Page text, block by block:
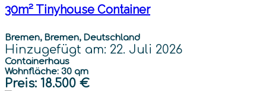
30m² Tinyhouse Container
Bremen, Bremen, Deutschland
Hinzugefügt am: 22. Juli 2026
Containerhaus
Wohnfläche: 30 qm
Preis: 18.500 €